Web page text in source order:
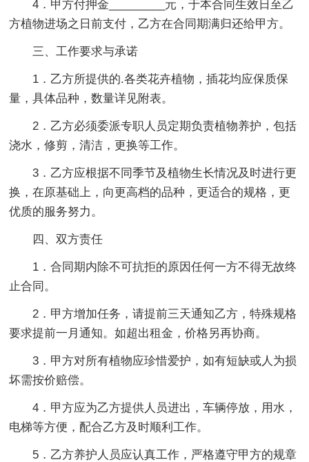
4．甲方付押金_________元，于本合同生效日至乙
方植物进场之日前支付，乙方在合同期满归还给甲方。
三、 工作要求与承诺
1．乙方所提供的.各类花卉植物，插花均应保质保
量，具体品种，数量详见附表。
2．乙方必须委派专职人员定期负责植物养护，包括
浇水，修剪，清洁，更换等工作。
3．乙方应根据不同季节及植物生长情况及时进行更
换，在原基础上，向更高档的品种，更适合的规格，更
优质的服务努力。
四、双方责任
1．合同期内除不可抗拒的原因任何一方不得无故终
止合同。
2．甲方增加任务，请提前三天通知乙方，特殊规格
要求提前一月通知。如超出租金，价格另再协商。
3．甲方对所有植物应珍惜爱护，如有短缺或人为损
坏需按价赔偿。
4．甲方应为乙方提供人员进出，车辆停放，用水，
电梯等方便，配合乙方及时顺利工作。
5．乙方养护人员应认真工作，严格遵守甲方的规章